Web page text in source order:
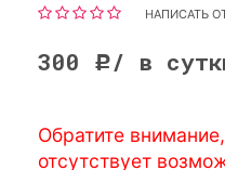
НАПИСАТЬ
300 Р / в
Обратите
отсутствует